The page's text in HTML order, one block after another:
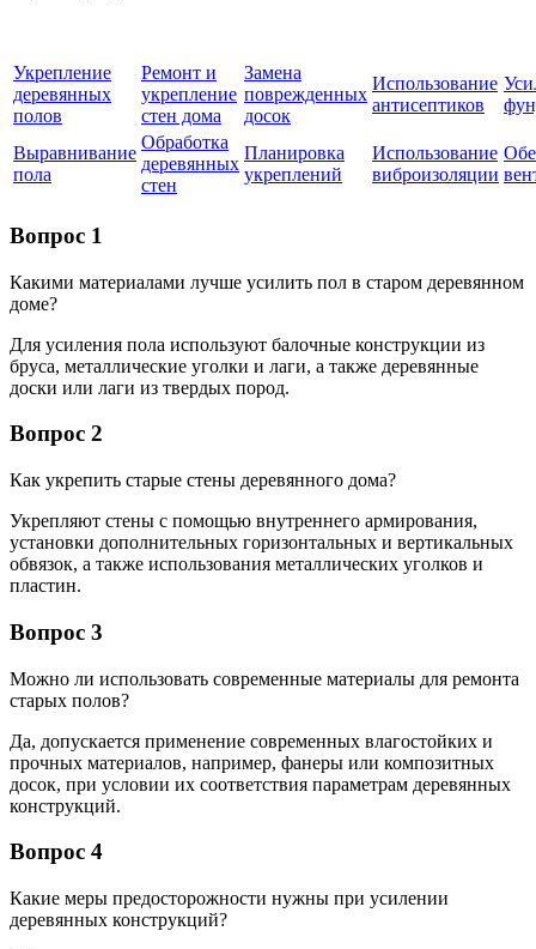
Укрепление
деревянных
полов
Ремонт и
укрепление
стен дома
Замена
поврежденных
досок
Использование
антисептиков
Выравнивание
пола
Обработка
деревянных
стен
Планировка
укреплений
Использование
виброизоляции
Вопрос 1
Какими материалами лучше усилить пол в старом деревянном
доме?
Для усиления пола используют балочные конструкции из
бруса, металлические уголки и лаги, а также деревянные
доски или лаги из твердых пород.
Вопрос 2
Как укрепить старые стены деревянного дома?
Укрепляют стены с помощью внутреннего армирования,
установки дополнительных горизонтальных и вертикальных
обвязок, а также использования металлических уголков и
пластин.
Вопрос 3
Можно ли использовать современные материалы для ремонта
старых полов?
Да, допускается применение современных влагостойких и
прочных материалов, например, фанеры или композитных
досок, при условии их соответствия параметрам деревянных
конструкций.
Вопрос 4
Какие меры предосторожности нужны при усилении
деревянных конструкций?